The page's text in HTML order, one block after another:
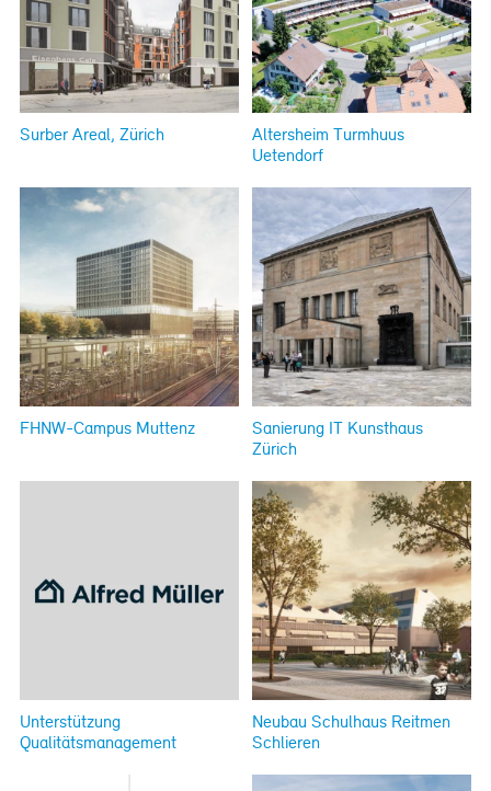
Surber Areal, Zürich
Altersheim Turmhuus
Uetendorf
FHNW-Campus Muttenz
Sanierung IT Kunsthaus
Zürich
Unterstützung
Qualitätsmanagement
Neubau Schulhaus Reitmen
Schlieren